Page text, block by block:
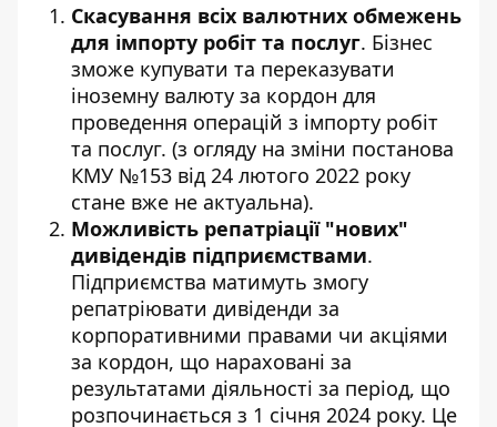
Скасування всіх валютних обмежень
для імпорту робіт та послуг. Бізнес
зможе купувати та переказувати
іноземну валюту за кордон для
проведення операцій з імпорту робіт
та послуг. (з огляду на зміни постанова
КМУ №153 від 24 лютого 2022 року
стане вже не актуальна).
Можливість репатріації "нових"
дивідендів підприємствами.
Підприємства матимуть змогу
репатріювати дивіденди за
корпоративними правами чи акціями
за кордон, що нараховані за
результатами діяльності за період, що
розпочинається з 1 січня 2024 року. Це